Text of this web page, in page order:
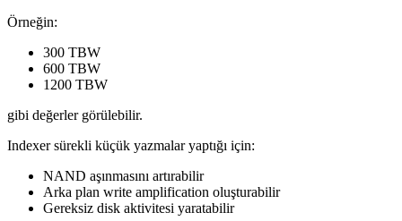
Örneğin:
300 TBW
600 TBW
1200 TBW
gibi değerler görülebilir.
Indexer sürekli küçük yazmalar yaptığı için:
NAND aşınmasını artırabilir
Arka plan write amplification oluşturabilir
Gereksiz disk aktivitesi yaratabilir